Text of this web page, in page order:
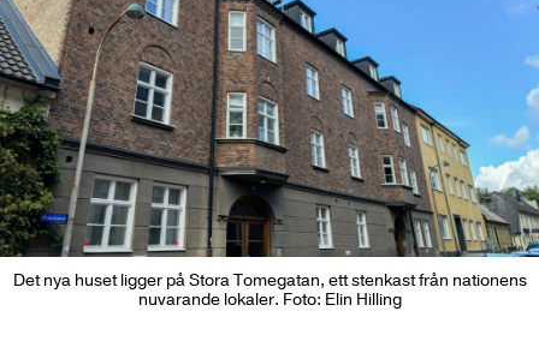
Det nya huset ligger på Stora Tomegatan, ett stenkast från nationens
nuvarande lokaler. Foto: Elin Hilling